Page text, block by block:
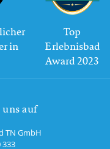
in
Top
Erlebnisbad
Award 2023
auf
TN GmbH
333